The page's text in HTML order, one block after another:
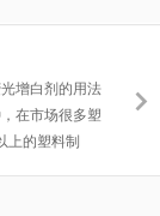
亮这几个问题
增白剂的用法
在市场很多塑
上的塑料制